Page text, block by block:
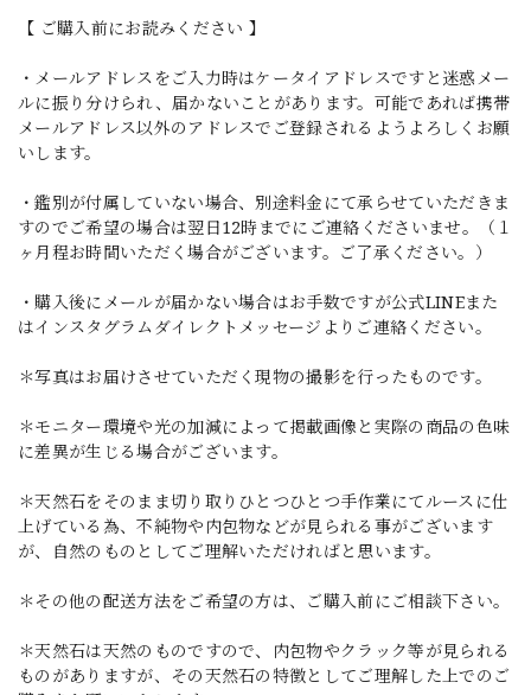
【 ご購入前にお読みください 】
・メールアドレスをご入力時はケータイアドレスですと迷惑メー
ルに振り分けられ、届かないことがあります。可能であれば携帯
メールアドレス以外のアドレスでご登録されるようよろしくお願
いします。
・鑑別が付属していない場合、別途料金にて承らせていただきま
すのでご希望の場合は翌日12時までにご連絡くださいませ。（１
ヶ月程お時間いただく場合がございます。ご了承ください。）
・購入後にメールが届かない場合はお手数ですが公式LINEまた
はインスタグラムダイレクトメッセージよりご連絡ください。
＊写真はお届けさせていただく現物の撮影を行ったものです。
＊モニター環境や光の加減によって掲載画像と実際の商品の色味
に差異が生じる場合がございます。
＊天然石をそのまま切り取りひとつひとつ手作業にてルースに仕
上げている為、不純物や内包物などが見られる事がございます
が、自然のものとしてご理解いただければと思います。
＊その他の配送方法をご希望の方は、ご購入前にご相談下さい。
＊天然石は天然のものですので、内包物やクラック等が見られる
ものがありますが、その天然石の特徴としてご理解した上でのご